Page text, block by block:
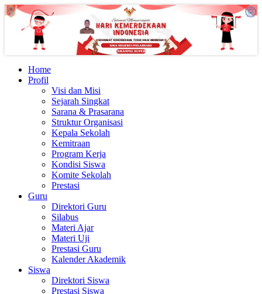
Home
Profil
Visi dan Misi
Sejarah Singkat
Sarana & Prasarana
Struktur Organisasi
Kepala Sekolah
Kemitraan
Program Kerja
Kondisi Siswa
Komite Sekolah
Prestasi
Guru
Direktori Guru
Silabus
Materi Ajar
Materi Uji
Prestasi Guru
Kalender Akademik
Siswa
Direktori Siswa
Prestasi Siswa